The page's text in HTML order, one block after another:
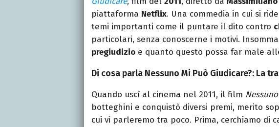
piattaforma Netflix. Una commedia in cui si
temi importanti come il puntare il dito contro
particolari, senza conoscerne i motivi.
pregiudizio e quanto questo possa far male
Di cosa parla Nessuno Mi Può Giudicare?: La
Quando uscì al cinema nel 2011, il film
botteghini e conquistò diversi premi, merito
cui vi parleremo tra poco. Prima, cerchiamo di